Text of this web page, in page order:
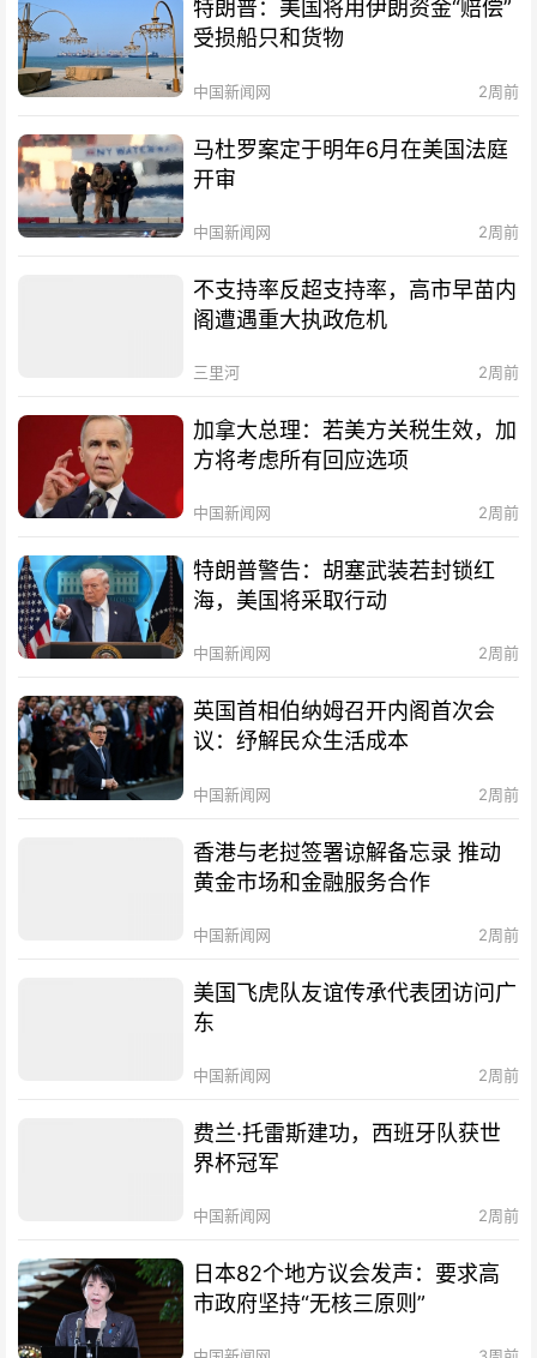
特朗普：美国将用伊朗资金“赔偿”
受损船只和货物
中国新闻网 2周前
马杜罗案定于明年6月在美国法庭
开审
中国新闻网 2周前
不支持率反超支持率，高市早苗内
阁遭遇重大执政危机
三里河 2周前
加拿大总理：若美方关税生效，加
方将考虑所有回应选项
中国新闻网 2周前
特朗普警告：胡塞武装若封锁红
海，美国将采取行动
中国新闻网 2周前
英国首相伯纳姆召开内阁首次会
议：纾解民众生活成本
中国新闻网 2周前
香港与老挝签署谅解备忘录 推动
黄金市场和金融服务合作
中国新闻网 2周前
美国飞虎队友谊传承代表团访问广
东
中国新闻网 2周前
费兰·托雷斯建功，西班牙队获世
界杯冠军
中国新闻网 2周前
日本82个地方议会发声：要求高
市政府坚持“无核三原则”